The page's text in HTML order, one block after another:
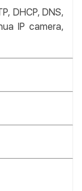
DHCP, DNS,
IP camera,